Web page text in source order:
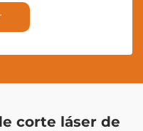
corte láser de